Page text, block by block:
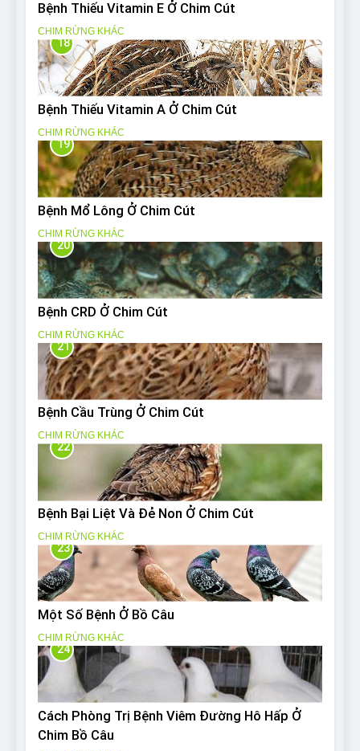
Bệnh Thiếu Vitamin E Ở Chim Cút
CHIM RỪNG KHÁC
18
Bệnh Thiếu Vitamin A Ở Chim Cút
CHIM RỪNG KHÁC
19
Bệnh Mổ Lông Ở Chim Cút
CHIM RỪNG KHÁC
20
Bệnh CRD Ở Chim Cút
CHIM RỪNG KHÁC
21
Bệnh Cầu Trùng Ở Chim Cút
CHIM RỪNG KHÁC
22
Bệnh Bại Liệt Và Đẻ Non Ở Chim Cút
CHIM RỪNG KHÁC
23
Một Số Bệnh Ở Bồ Câu
CHIM RỪNG KHÁC
24
Cách Phòng Trị Bệnh Viêm Đường Hô Hấp Ở
Chim Bồ Câu